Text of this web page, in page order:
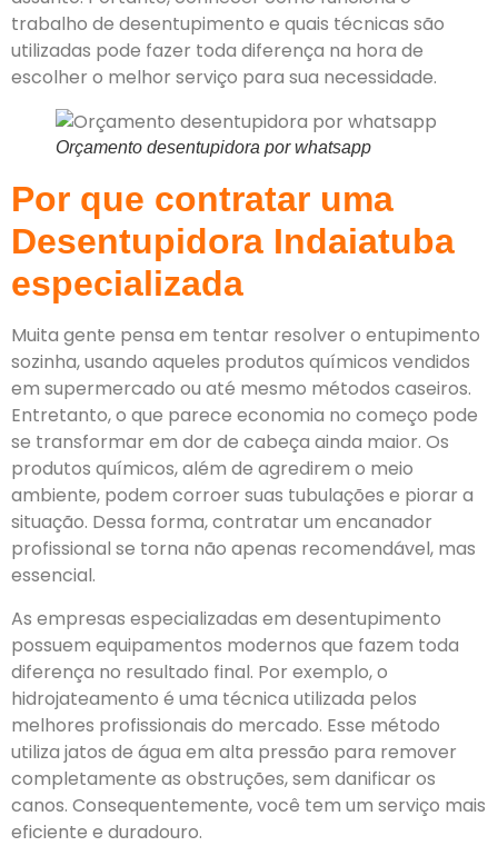
trabalho de desentupimento e quais técnicas são
utilizadas pode fazer toda diferença na hora de
escolher o melhor serviço para sua necessidade.
Orçamento desentupidora por whatsapp
Por que contratar uma
Desentupidora Indaiatuba
especializada
Muita gente pensa em tentar resolver o entupimento
sozinha, usando aqueles produtos químicos vendidos
em supermercado ou até mesmo métodos caseiros.
Entretanto, o que parece economia no começo pode
se transformar em dor de cabeça ainda maior. Os
produtos químicos, além de agredirem o meio
ambiente, podem corroer suas tubulações e piorar a
situação. Dessa forma, contratar um encanador
profissional se torna não apenas recomendável, mas
essencial.
As empresas especializadas em desentupimento
possuem equipamentos modernos que fazem toda
diferença no resultado final. Por exemplo, o
hidrojateamento é uma técnica utilizada pelos
melhores profissionais do mercado. Esse método
utiliza jatos de água em alta pressão para remover
completamente as obstruções, sem danificar os
canos. Consequentemente, você tem um serviço mais
eficiente e duradouro.